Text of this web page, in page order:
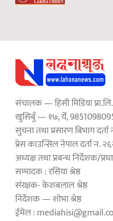
संचालक — हिसी मिडिया प्रा.लि.
खुसिबुँ — १७, येँ,
सुचना तथा प्रसारण बिभाग
प्रेस काउन्सिल नेपाल दर्ता न.
अध्यक्ष तथा प्रबन्ध निर्देशक/
सम्पादक : रसिया श्रेष्ठ
संरक्षक- केशबलाल श्रेष्ठ
निर्देशक — शोभा श्रेष्ठ
ईमेल :